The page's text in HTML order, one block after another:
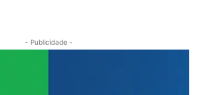
- Publicidade -